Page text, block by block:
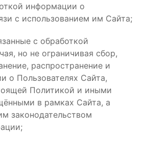
информации о
с использованием им Сайта;
с обработкой
но не ограничивая сбор,
распространение и
о Пользователях Сайта,
Политикой и иными
в рамках Сайта, а
законодательством